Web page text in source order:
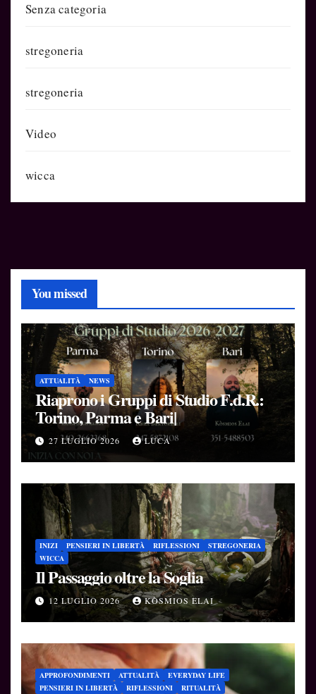
Senza categoria
stregoneria
stregoneria
Video
wicca
You missed
ATTUALITÀ NEWS
Riaprono i Gruppi di Studio F.d.R.:
Torino, Parma e Bari|
27 LUGLIO 2026 LUCA
INIZI PENSIERI IN LIBERTÀ RIFLESSIONI
STREGONERIA
WICCA
Il Passaggio oltre la Soglia
12 LUGLIO 2026 KÒSMIOS ELAI
APPROFONDIMENTI ATTUALITÀ
EVERYDAY LIFE
PENSIERI IN LIBERTÀ
RIFLESSIONI
RITUALITÀ